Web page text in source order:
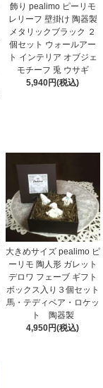
飾り pealimo ピーリモ
レリーフ 壁掛け 陶器製
メタリックブラック ２
個セット ウォールアー
ト インテリア オブジェ
モチーフ 兎 ウサギ
5,940円(税込)
大きめサイズ pealimo ピ
ーリモ 陶人形 ガレット
デロワ フェーブ ギフト
ボックス入り３個セット
馬・テディベア・ロケッ
ト 陶器製
4,950円(税込)